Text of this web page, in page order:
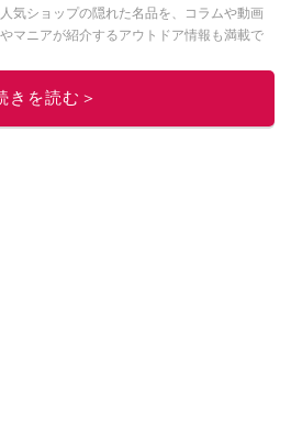
気ショップの隠れた名品を、コラムや動画
マニアが紹介するアウトドア情報も満載で
ド情報をお届けしているので、ぜひ
！
きを読む＞